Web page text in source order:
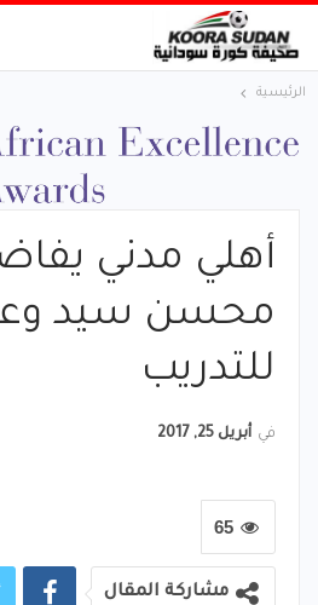
الرئيسية
أهلي مدني
محسن سيد
للتدريب
في أبريل 25, 2017
65
مشاركة المقال